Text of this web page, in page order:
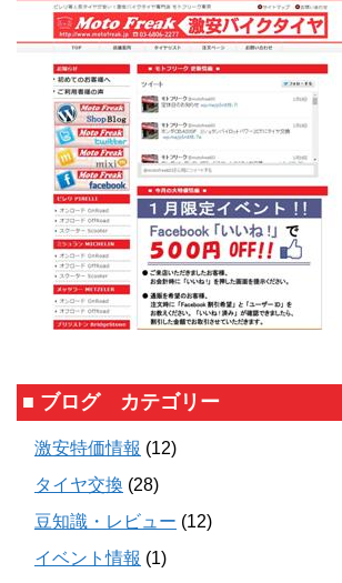
■ ブログ カテゴリー
激安特価情報 (12)
タイヤ交換 (28)
豆知識・レビュー (12)
イベント情報 (1)